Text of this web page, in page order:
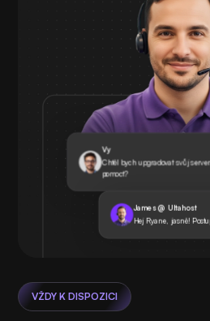
Vy
Chtěl bych upgradovat svůj
pomoct?
James @ Ultahost
Hej Ryane, jasně!
VŽDY K DISPOZICI